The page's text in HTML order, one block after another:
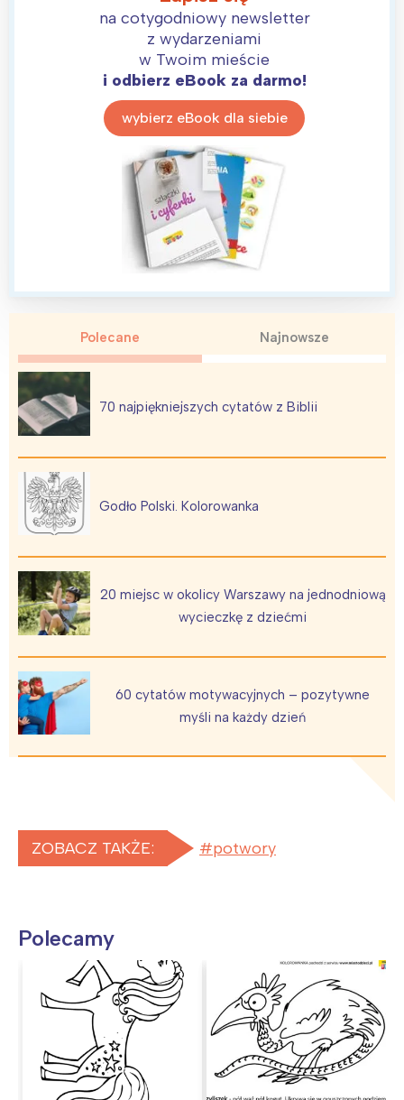
na cotygodniowy newsletter
z wydarzeniami
w Twoim mieście
i odbierz eBook za darmo!
wybierz eBook dla siebie
Polecane Najnowsze
70 najpiękniejszych cytatów z Biblii
Godło Polski. Kolorowanka
20 miejsc w okolicy Warszawy na jednodniową
wycieczkę z dziećmi
60 cytatów motywacyjnych – pozytywne
myśli na każdy dzień
ZOBACZ TAKŻE: potwory
Polecamy
tego regionu:
Warszawa
Łódź
Trójmiasto
Wrocław
Śląsk
Południe